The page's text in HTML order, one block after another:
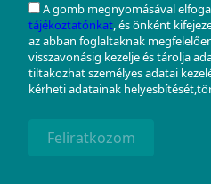
A gomb megnyomásával
tájékoztatónkat, és önként
az abban foglaltaknak
visszavonásig kezelje és tárolja
tiltakozhat személyes adatai
kérheti adatainak
Feliratkozom